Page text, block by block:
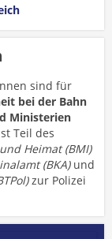
sind für
bei der Bahn
Ministerien
Teil des
Heimat (BMI)
(BKA)und
zur Polizei